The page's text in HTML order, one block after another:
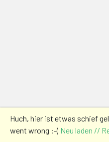
Huch, hier ist etwas schief
went wrong :-( Neu laden //